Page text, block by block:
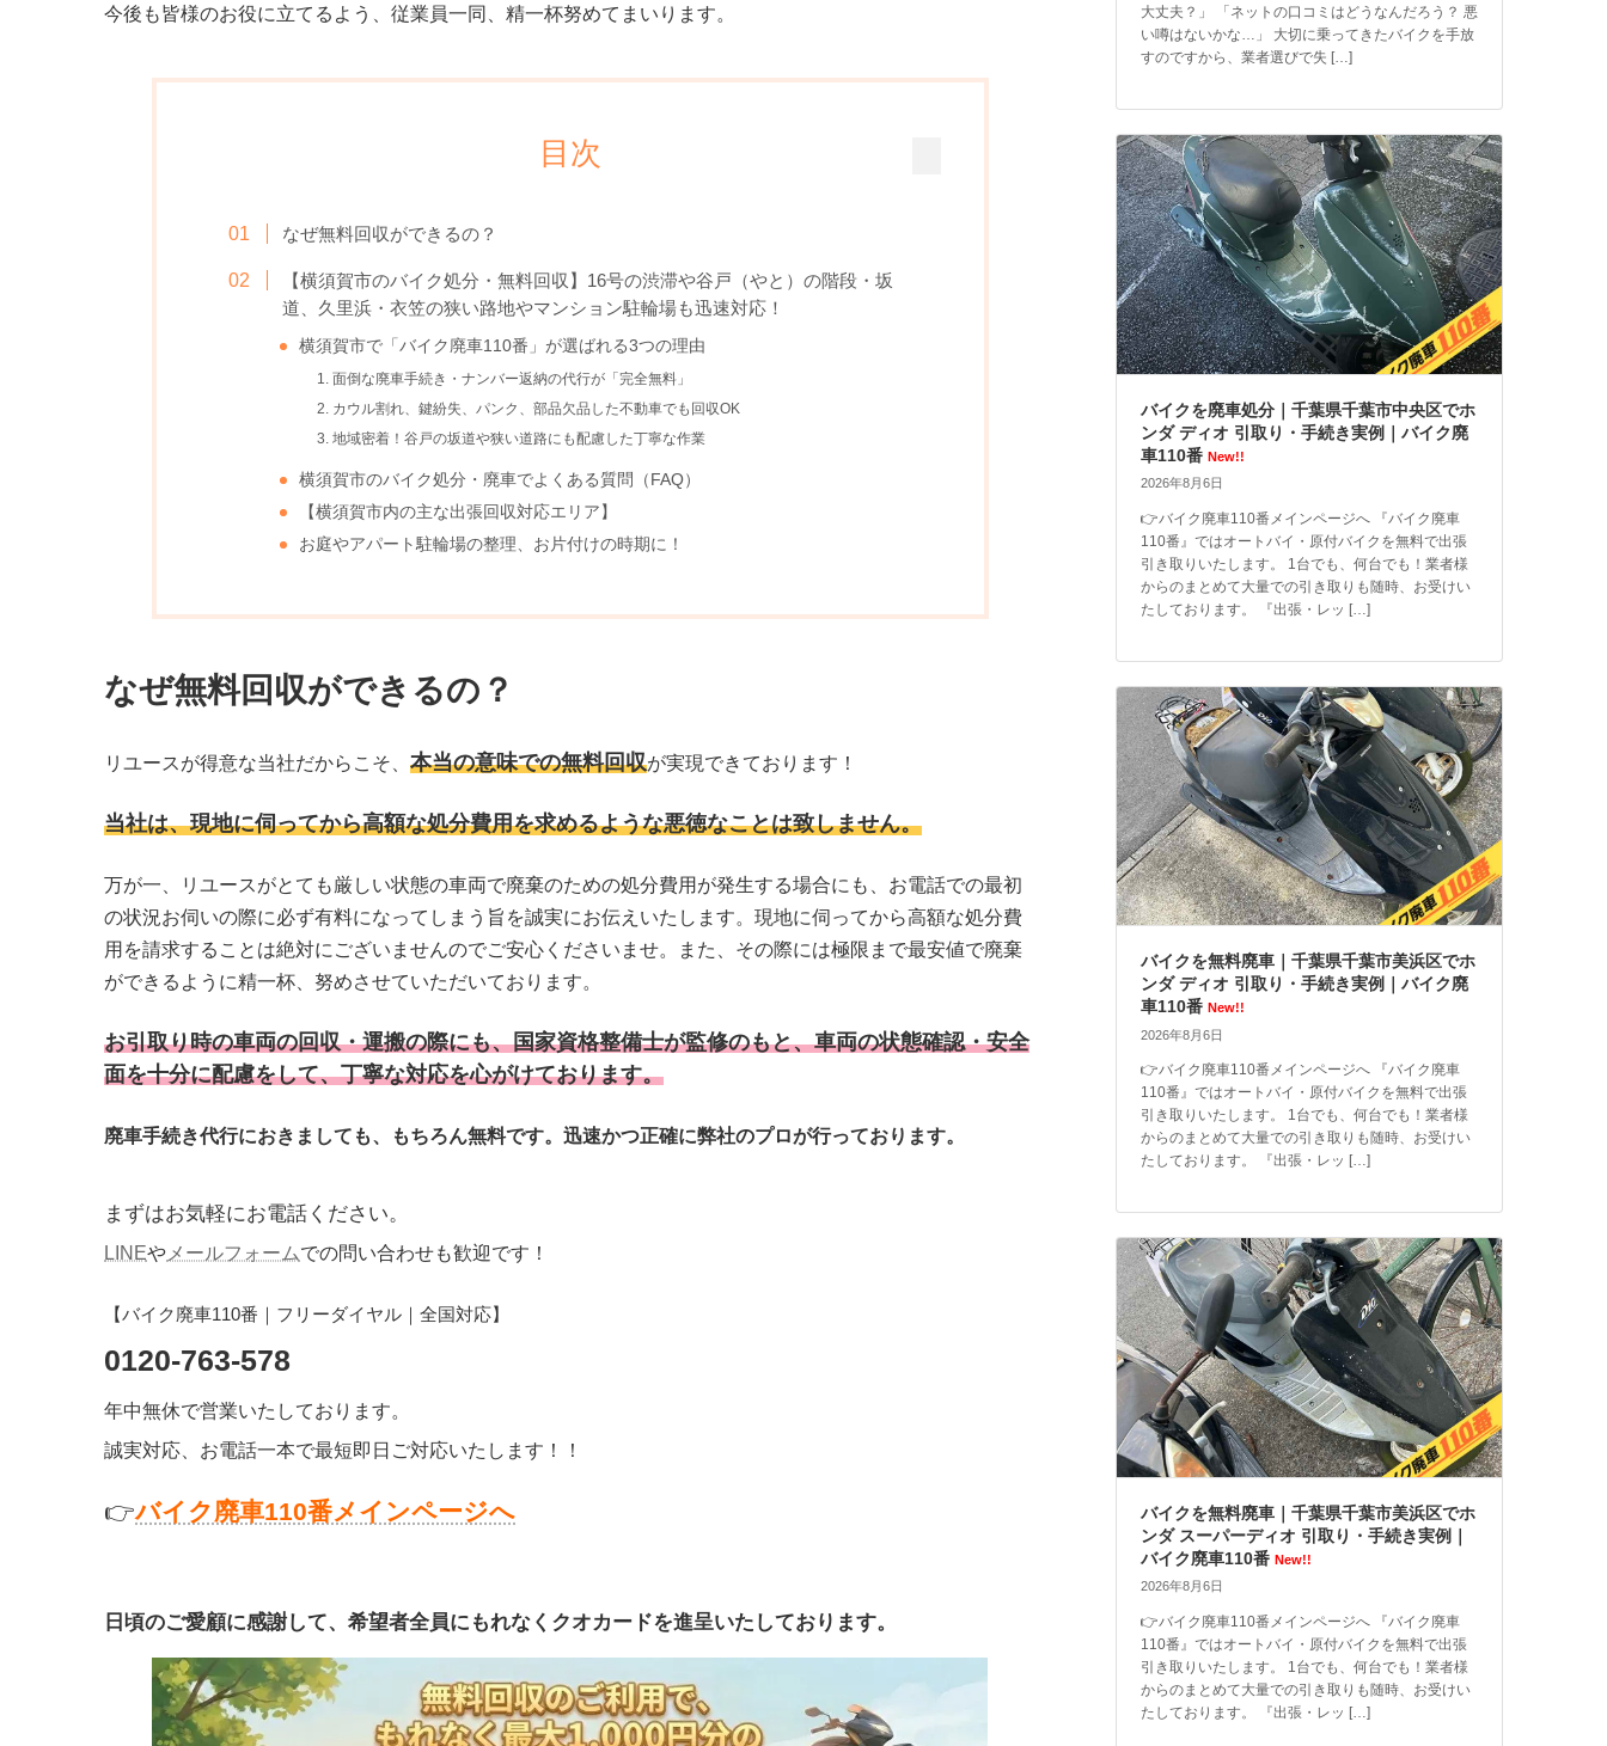
今後も皆様のお役に立てるよう、従業員一同、精一杯努めてまいります。
目次
なぜ無料回収ができるの？
【横須賀市のバイク処分・無料回収】16号の渋滞や谷戸（やと）の階段・坂
道、久里浜・衣笠の狭い路地やマンション駐輪場も迅速対応！
横須賀市で「バイク廃車110番」が選ばれる3つの理由
1. 面倒な廃車手続き・ナンバー返納の代行が「完全無料」
2. カウル割れ、鍵紛失、パンク、部品欠品した不動車でも回収OK
3. 地域密着！谷戸の坂道や狭い道路にも配慮した丁寧な作業
横須賀市のバイク処分・廃車でよくある質問（FAQ）
【横須賀市内の主な出張回収対応エリア】
お庭やアパート駐輪場の整理、お片付けの時期に！
なぜ無料回収ができるの？
リユースが得意な当社だからこそ、 本当の意味での無料回収が実現できております！
当社は、現地に伺ってから高額な処分費用を求めるような悪徳なことは致しません。
万が一、リユースがとても厳しい状態の車両で廃棄のための処分費用が発生する場合にも、お電話での最初
の状況お伺いの際に必ず有料になってしまう旨を誠実にお伝えいたします。現地に伺ってから高額な処分費
用を請求することは絶対にございませんのでご安心くださいませ。また、その際には極限まで最安値で廃棄
ができるように精一杯、努めさせていただいております。
お引取り時の車両の回収・運搬の際にも、国家資格整備士が監修のもと、車両の状態確認・安全
面を十分に配慮をして、丁寧な対応を心がけております。
廃車手続き代行におきましても、もちろん無料です。迅速かつ正確に弊社のプロが行っております。
まずはお気軽にお電話ください。
LINEや メールフォームでの問い合わせも歓迎です！
【バイク廃車110番｜フリーダイヤル｜全国対応】
0120-763-578
年中無休で営業いたしております。
誠実対応、お電話一本で最短即日ご対応いたします！！
👉バイク廃車110番メインページへ
日頃のご愛顧に感謝して、希望者全員にもれなくクオカードを進呈いたしております。
大丈夫？」 「ネットの口コミはどうなんだろう？ 悪
い噂はないかな…」 大切に乗ってきたバイクを手放
すのですから、業者選びで失 […]
バイクを廃車処分｜千葉県千葉市中央区でホ
ンダ ディオ 引取り・手続き実例｜バイク廃
車110番 New!!
2026年8月6日
👉バイク廃車110番メインページへ 『バイク廃車
110番』ではオートバイ・原付バイクを無料で出張
引き取りいたします。 1台でも、何台でも！業者様
からのまとめて大量での引き取りも随時、お受けい
たしております。 『出張・レッ […]
バイクを無料廃車｜千葉県千葉市美浜区でホ
ンダ ディオ 引取り・手続き実例｜バイク廃
車110番 New!!
2026年8月6日
👉バイク廃車110番メインページへ 『バイク廃車
110番』ではオートバイ・原付バイクを無料で出張
引き取りいたします。 1台でも、何台でも！業者様
からのまとめて大量での引き取りも随時、お受けい
たしております。 『出張・レッ […]
バイクを無料廃車｜千葉県千葉市美浜区でホ
ンダ スーパーディオ 引取り・手続き実例｜
バイク廃車110番 New!!
2026年8月6日
👉バイク廃車110番メインページへ 『バイク廃車
110番』ではオートバイ・原付バイクを無料で出張
引き取りいたします。 1台でも、何台でも！業者様
からのまとめて大量での引き取りも随時、お受けい
たしております。 『出張・レッ […]